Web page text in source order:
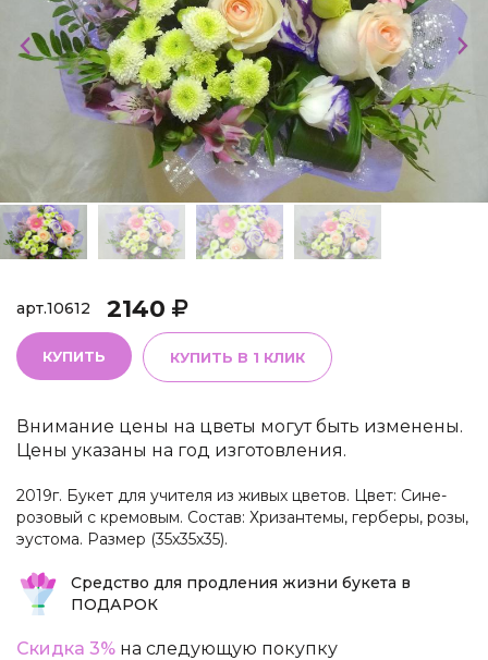
арт.10612 2140
КУПИТЬ КУПИТЬ В 1 КЛИК
Внимание цены на цветы могут быть изменены.
Цены указаны на год изготовления.
2019г. Букет для учителя из живых цветов. Цвет: Сине-
розовый с кремовым. Состав: Хризантемы, герберы, розы,
эустома. Размер (35х35х35).
Средство для продления жизни букета в
ПОДАРОК
Скидка 3% на следующую покупку